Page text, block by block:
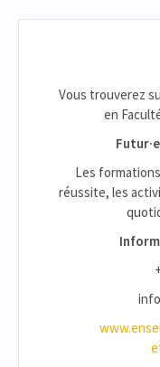
Vous trouverez
en
Les
réussite, les